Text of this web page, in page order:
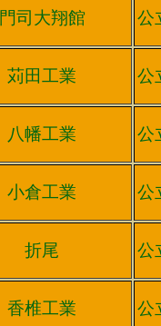
門司大翔館 公
苅田工業 公
八幡工業 公
小倉工業 公
折尾 公
香椎工業 公